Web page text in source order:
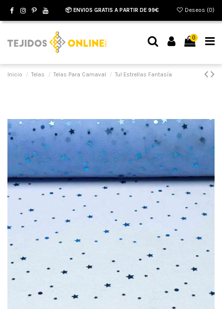
📦 ENVIOS GRATIS A PARTIR DE 99€ Deseos (0)
0
Inicio Telas Telas Para Carnaval Tul Estrellas Fantasía